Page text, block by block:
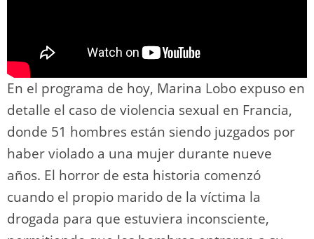
En el programa de hoy, Marina Lobo expuso en
detalle el caso de violencia sexual en Francia,
donde 51 hombres están siendo juzgados por
haber violado a una mujer durante nueve
años. El horror de esta historia comenzó
cuando el propio marido de la víctima la
drogada para que estuviera inconsciente,